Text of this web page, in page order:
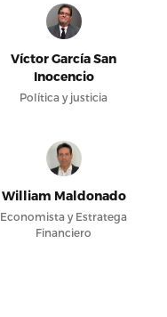
Víctor García San
Inocencio
Política y justicia
William Maldonado
Economista y Estratega
Financiero